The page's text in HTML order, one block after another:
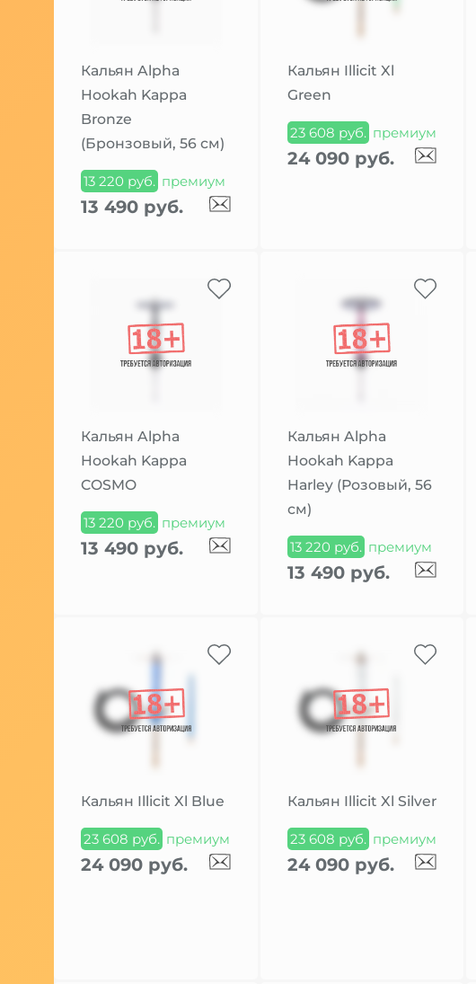
Кальян Alpha
Hookah Kappa
Bronze
(Бронзовый, 56 см)
13 220 руб. премиум
13 490 руб.
Кальян Illicit Xl
Green
23 608 руб. премиум
24 090 руб.
Кальян Alpha
Hookah Kappa
COSMO
13 220 руб. премиум
13 490 руб.
Кальян Alpha
Hookah Kappa
Harley (Розовый, 56
см)
13 220 руб. премиум
13 490 руб.
Кальян Illicit Xl Blue
23 608 руб. премиум
24 090 руб.
Кальян Illicit Xl Silver
23 608 руб. премиум
24 090 руб.